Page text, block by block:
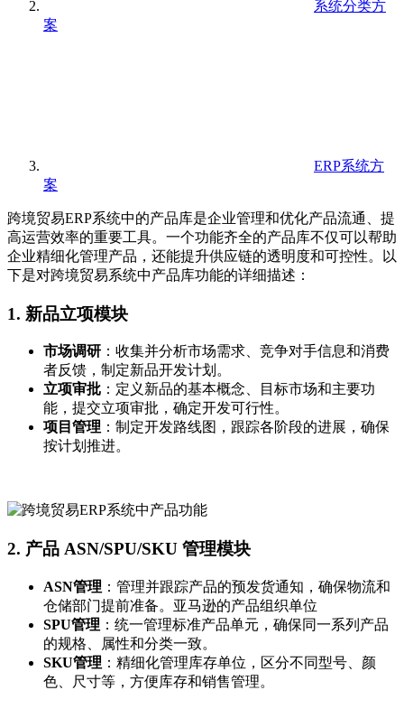
系统分类方
案
ERP系统方
案
跨境贸易ERP系统中的产品库是企业管理和优化产品流通、提
高运营效率的重要工具。一个功能齐全的产品库不仅可以帮助
企业精细化管理产品，还能提升供应链的透明度和可控性。以
下是对跨境贸易系统中产品库功能的详细描述：
1. 新品立项模块
市场调研 ：收集并分析市场需求、竞争对手信息和消费
者反馈，制定新品开发计划。
立项审批 ：定义新品的基本概念、目标市场和主要功
能，提交立项审批，确定开发可行性。
项目管理 ：制定开发路线图，跟踪各阶段的进展，确保
按计划推进。
2. 产品 ASN/SPU/SKU 管理模块
ASN管理 ：管理并跟踪产品的预发货通知，确保物流和
仓储部门提前准备。亚马逊的产品组织单位
SPU管理 ：统一管理标准产品单元，确保同一系列产品
的规格、属性和分类一致。
SKU管理 ：精细化管理库存单位，区分不同型号、颜
色、尺寸等，方便库存和销售管理。